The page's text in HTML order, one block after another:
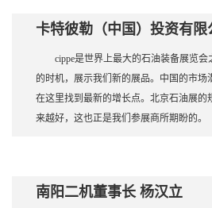
卡特彼勒（中国）投资有限
cippe是世界上最大的石油装备展览
的时机，展示我们新的展品。中国的市场
在这里找到最新的增长点。北京石油展的
来越好，这也正是我们参展商所期盼的。
南阳二机董事长 杨汉立